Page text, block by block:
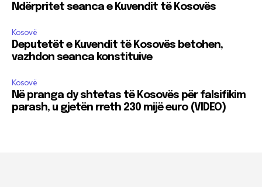
Ndërpritet seanca e Kuvendit të Kosovës
Kosovë
Deputetët e Kuvendit të Kosovës betohen,
vazhdon seanca konstituive
Kosovë
Në pranga dy shtetas të Kosovës për falsifikim
parash, u gjetën rreth 230 mijë euro (VIDEO)